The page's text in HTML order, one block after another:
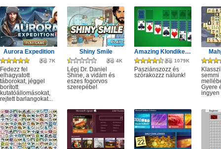
Aurora Expedition
7K
Fedezz fel
elhagyatott
táborokat, jéggel
borított
kutatóállomásokat,
rejtett barlangokat...
Shiny Smile
4K
Lépj Dr. Daniel
Shine, a vidám és
eszes fogorvos
szerepébe!
Amazing Klondike Solitaire
1079K
Pasziánszozz és
szórakozzz nálunk!
semmi
Gyere
ingyen